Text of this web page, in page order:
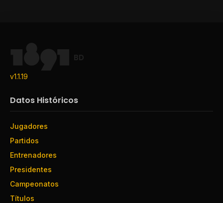
BD
v1.1.19
Datos Históricos
Jugadores
Partidos
Entrenadores
Presidentes
Campeonatos
Títulos